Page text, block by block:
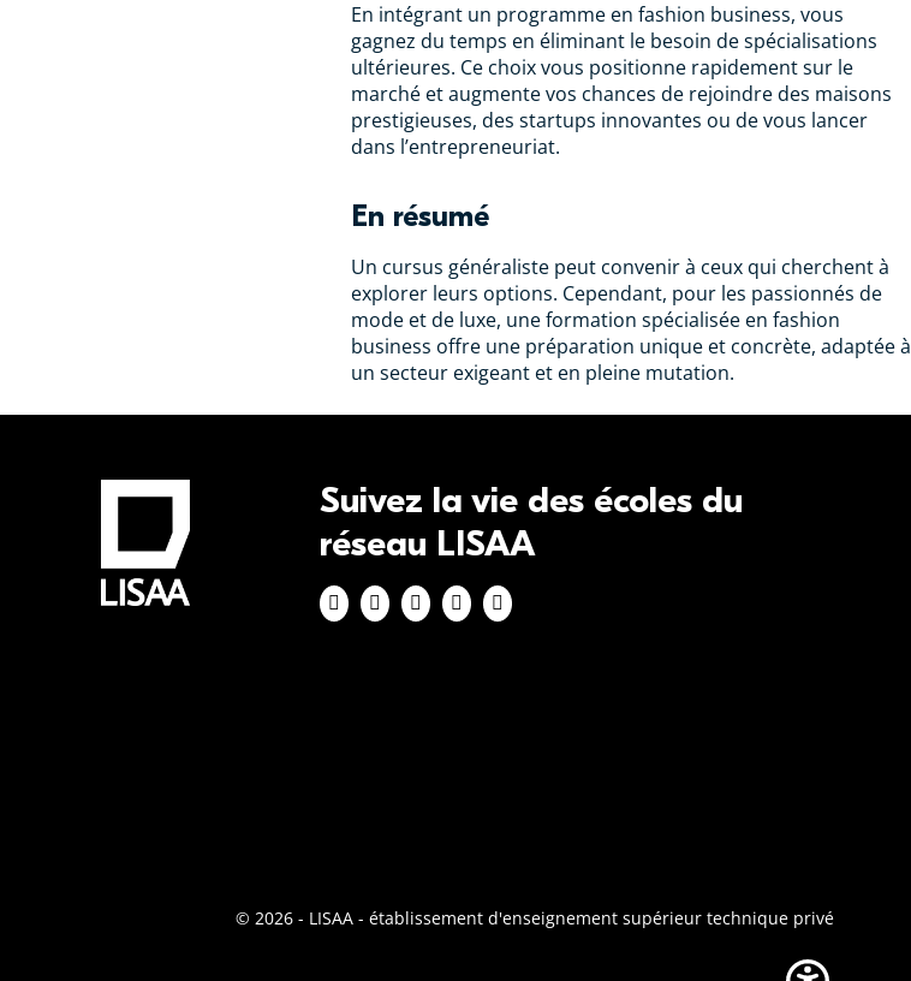
En intégrant un programme en fashion business, vous
gagnez du temps en éliminant le besoin de spécialisations
ultérieures. Ce choix vous positionne rapidement sur le
marché et augmente vos chances de rejoindre des maisons
prestigieuses, des startups innovantes ou de vous lancer
dans l’entrepreneuriat.
En résumé
Un cursus généraliste peut convenir à ceux qui cherchent à
explorer leurs options. Cependant, pour les passionnés de
mode et de luxe, une formation spécialisée en fashion
business offre une préparation unique et concrète, adaptée à
un secteur exigeant et en pleine mutation.
Suivez la vie des écoles du
réseau LISAA
© 2026 - LISAA - établissement d'enseignement supérieur technique privé